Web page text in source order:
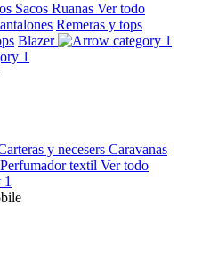
Sacos Ruanas Ver todo
Remeras y tops
Blazer
y necesers Caravanas
Perfumador textil Ver todo